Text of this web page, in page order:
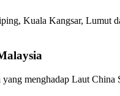
Kuala Kangsar, Lumut
menghadap Laut